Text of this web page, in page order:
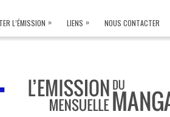
L’ÉMISSION » LIENS » NOUS CONTACTER